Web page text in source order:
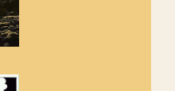
d'Aguja
implicats
Aniol